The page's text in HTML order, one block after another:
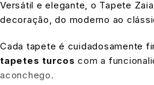
Versátil e elegante, o Tapete
decoração, do moderno ao
Cada tapete é cuidadosamente
tapetes turcos com a
aconchego.